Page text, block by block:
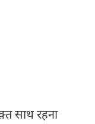
साथ रहना